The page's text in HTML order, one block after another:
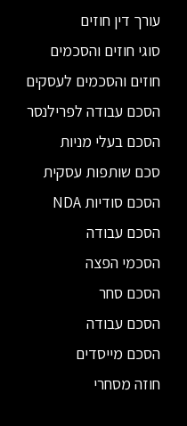
עורך דין חוזים
סוגי חוזים והסכמים
חוזים והסכמים לעסקים
הסכם עבודה לפרילנסר
הסכם בעלי מניות
סכם שותפות עסקית
הסכם סודיות NDA
הסכם עבודה
הסכמי הפצה
הסכם סחר
הסכם עבודה
הסכם מייסדים
חוזה מסחרי